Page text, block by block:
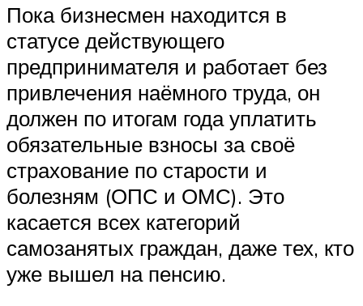
Пока бизнесмен находится в
статусе действующего
предпринимателя и работает без
привлечения наёмного труда, он
должен по итогам года уплатить
обязательные взносы за своё
страхование по старости и
болезням (ОПС и ОМС). Это
касается всех категорий
самозанятых граждан, даже тех, кто
уже вышел на пенсию.